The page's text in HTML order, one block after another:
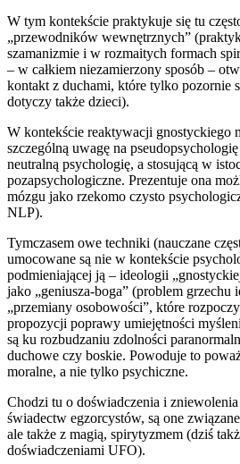
W tym kontekście praktykuje się tu
„przewodników wewnętrznych”
szamanizmie i w rozmaitych formach
– w całkiem niezamierzony sposób –
kontakt z duchami, które tylko pozornie
dotyczy także dzieci).
W kontekście reaktywacji gnostyckiego
szczególną uwagę na
neutralną psychologię, a stosującą w
pozapsychologiczne. Prezentuje ona
mózgu jako rzekomo czysto
NLP).
Tymczasem owe techniki (nauczane
umocowane są nie w kontekście
podmieniającej ją – ideologii
jako „geniusza-boga” (problem grzechu
„przemiany osobowości”, które
propozycji poprawy umiejętności
są ku rozbudzaniu zdolności
duchowe czy boskie. Powoduje to
moralne, a nie tylko psychiczne.
Chodzi tu o doświadczenia i zniewolenia
świadectw egzorcystów, są one
ale także z magią, spirytyzmem (dziś
doświadczeniami UFO).